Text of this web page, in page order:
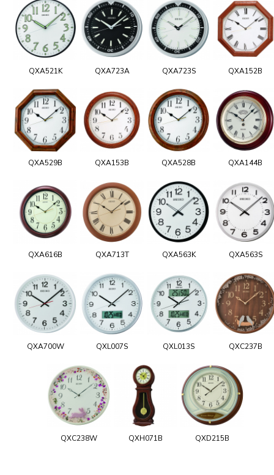
QXA521K QXA723A QXA723S QXA152B
QXA529B QXA153B QXA528B QXA144B
QXA616B QXA713T QXA563K QXA563S
QXA700W QXL007S QXL013S QXC237B
QXC238W QXH071B QXD215B